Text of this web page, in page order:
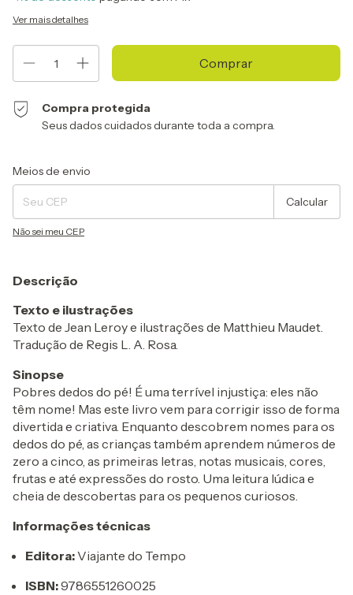
Ver mais detalhes
Compra protegida
Seus dados cuidados durante toda a compra.
Entregas para o CEP:
Meios de envio
Calcular
Não sei meu CEP
Descrição
Texto e ilustrações
Texto de Jean Leroy e ilustrações de Matthieu Maudet.
Tradução de Regis L. A. Rosa.
Sinopse
Pobres dedos do pé! É uma terrível injustiça: eles não
têm nome! Mas este livro vem para corrigir isso de forma
divertida e criativa. Enquanto descobrem nomes para os
dedos do pé, as crianças também aprendem números de
zero a cinco, as primeiras letras, notas musicais, cores,
frutas e até expressões do rosto. Uma leitura lúdica e
cheia de descobertas para os pequenos curiosos.
Informações técnicas
Editora:Viajante do Tempo
ISBN:9786551260025